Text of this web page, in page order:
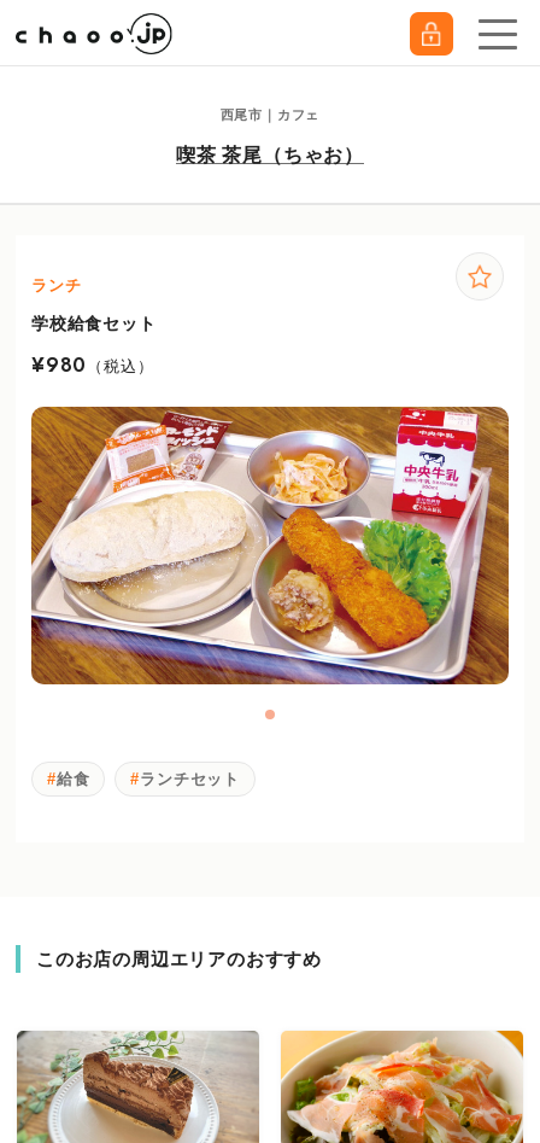
西尾市｜カフェ
喫茶 茶尾（ちゃお）
ランチ
学校給食セット
¥980 （税込）
給食 ランチセット
このお店の周辺エリアのおすすめ